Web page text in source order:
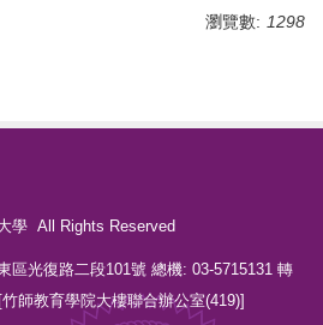
瀏覽數: 1298
學 All Rights Reserved
區光復路二段101號 總機: 03-5715131 轉
師教育學院大樓聯合辦公室(419)]